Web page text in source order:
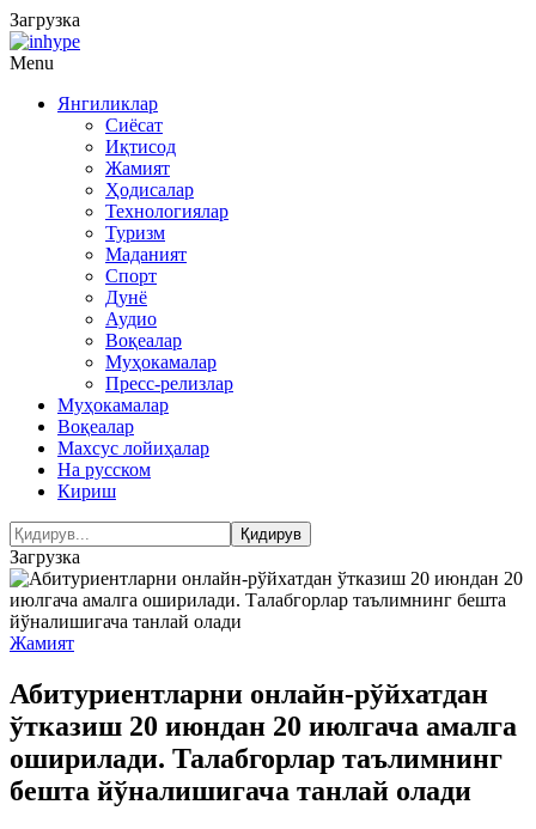
Загрузка
Menu
Янгиликлар
Сиёсат
Иқтисод
Жамият
Ҳодисалар
Технологиялар
Туризм
Маданият
Спорт
Дунё
Аудио
Воқеалар
Муҳокамалар
Пресс-релизлар
Муҳокамалар
Воқеалар
Махсус лойиҳалар
На русском
Кириш
Загрузка
Жамият
Абитуриентларни онлайн-рўйхатдан
ўтказиш 20 июндан 20 июлгача амалга
оширилади. Талабгорлар таълимнинг
бешта йўналишигача танлай олади